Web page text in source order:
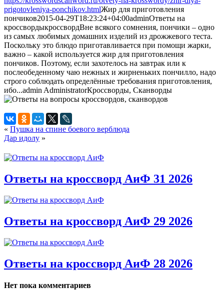
prigotovleniya-ponchikov.htmlЖир для приготовления
пончиков2015-04-29T18:23:24+04:00adminОтветы на
кроссвордыкроссвордВне всякого сомнения, пончики – одно
из самых любимых домашних изделий из дрожжевого теста.
Поскольку это блюдо приготавливается при помощи жарки,
важно – какой используется жир для приготовления
пончиков. Поэтому, если захотелось на завтрак или к
послеобеденному чаю нежных и жирненьких пончилло, надо
строго соблюдать определённые требования приготовления,
ибо...admin AdministratorКроссворды, Сканворды
« Пушка на спине боевого верблюда
Дар идолу »
Ответы на кроссворд АиФ 31 2026
Ответы на кроссворд АиФ 29 2026
Ответы на кроссворд АиФ 28 2026
Нет пока комментариев